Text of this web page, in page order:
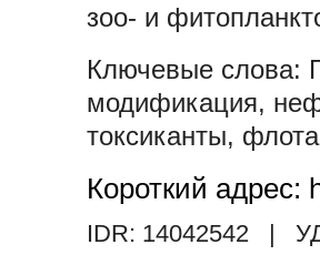
зоо- и
модификация,
токсиканты,
Короткий адрес:
IDR: 14042542 |